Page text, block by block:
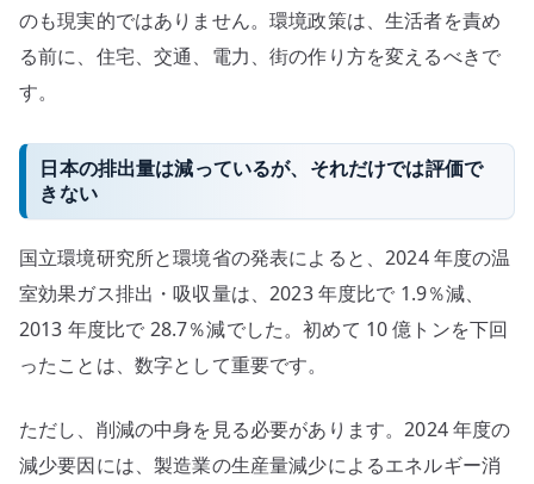
のも現実的ではありません。環境政策は、生活者を責め
る前に、住宅、交通、電力、街の作り方を変えるべきで
す。
日本の排出量は減っているが、それだけでは評価で
きない
国立環境研究所と環境省の発表によると、2024 年度の温
室効果ガス排出・吸収量は、2023 年度比で 1.9％減、
2013 年度比で 28.7％減でした。初めて 10 億トンを下回
ったことは、数字として重要です。
ただし、削減の中身を見る必要があります。2024 年度の
減少要因には、製造業の生産量減少によるエネルギー消